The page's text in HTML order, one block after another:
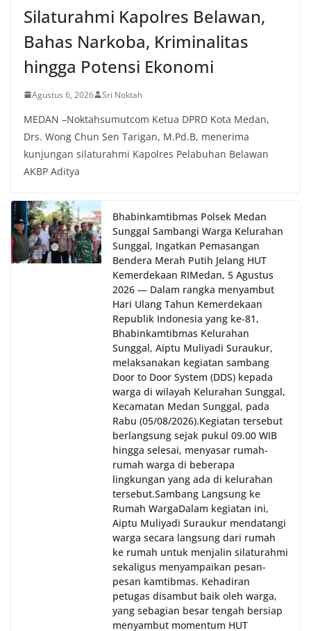
dan kondusif hingga puncak perayaan HUT
Kemerdekaan RI berlangsung.‎‎Wujud Kedekatan
Polri dengan Masyarakat‎Kegiatan sambang Door
to Door System ini merupakan salah satu bentuk
implementasi program Polri Presisi yang
personel Kepolisian dengan masyarakat. Melalui
hanya berperan sebagai penyampai informasi
dan imbauan, tetapi juga sebagai mitra
masyarakat dalam menjaga keamanan lingkungan
secara bersama-sama.‎‎Kehadiran
Bhabinkamtibmas di tengah-tengah warga
hubungan kemitraan antara Polri dan
masyarakat, sekaligus membangun kesadaran
kolektif warga akan pentingnya menjaga
keamanan, ketertiban, dan kekompakan
lingkungan, khususnya dalam menyambut
momentum bersejarah HUT Kemerdekaan
Republik Indonesia.‎Kegiatan sambang ini
rencananya akan terus dilaksanakan secara rutin
oleh Bhabinkamtibmas di wilayah Kelurahan
Sunggal sebagai bagian dari upaya menciptakan
situasi Kamtibmas yang aman dan kondusif,
sekaligus menumbuhkan semangat nasionalisme
warga dalam menyambut Hari Kemerdekaan RI.
Silaturahmi Kapolres Belawan,
Bahas Narkoba, Kriminalitas
hingga Potensi Ekonomi
Agustus 6, 2026 Sri Noktah
MEDAN –Noktahsumutcom Ketua DPRD Kota Medan,
Drs. Wong Chun Sen Tarigan, M.Pd.B, menerima
kunjungan silaturahmi Kapolres Pelabuhan Belawan
AKBP Aditya
Bhabinkamtibmas Polsek Medan
Sunggal Sambangi Warga Kelurahan
Sunggal, Ingatkan Pemasangan
Bendera Merah Putih Jelang HUT
Kemerdekaan RI‎‎Medan, 5 Agustus
2026 — Dalam rangka menyambut
Hari Ulang Tahun Kemerdekaan
Republik Indonesia yang ke-81,
Bhabinkamtibmas Kelurahan
Sunggal, Aiptu Muliyadi Suraukur,
melaksanakan kegiatan sambang
Door to Door System (DDS) kepada
warga di wilayah Kelurahan Sunggal,
Kecamatan Medan Sunggal, pada
Rabu (05/08/2026).‎‎Kegiatan tersebut
berlangsung sejak pukul 09.00 WIB
hingga selesai, menyasar rumah-
rumah warga di beberapa
lingkungan yang ada di kelurahan
tersebut.‎Sambang Langsung ke
Rumah Warga‎Dalam kegiatan ini,
Aiptu Muliyadi Suraukur mendatangi
warga secara langsung dari rumah
ke rumah untuk menjalin silaturahmi
sekaligus menyampaikan pesan-
pesan kamtibmas. Kehadiran
petugas disambut baik oleh warga,
yang sebagian besar tengah bersiap
menyambut momentum HUT